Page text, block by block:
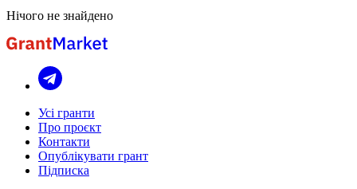
Нічого не знайдено
Усі гранти
Про проєкт
Контакти
Опублікувати грант
Підписка